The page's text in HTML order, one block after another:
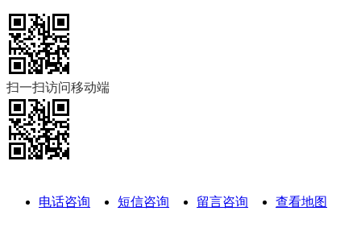
扫一扫访问移动端
电话咨询 短信咨询 留言咨询 查看地图